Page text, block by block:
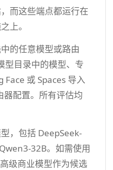
而这些端点都运行在
上。
的任意模型或路由
型目录中的模型、专
或 Spaces 导入
器配置。所有评估均
，包括 DeepSeek-
32B。如需使用
级商业模型作为候选